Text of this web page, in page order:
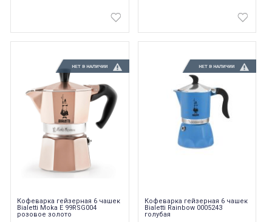
НЕТ В НАЛИЧИИ
Кофеварка гейзерная 6 чашек
Bialetti Moka E 99RSG004
розовое золото
НЕТ В НАЛИЧИИ
Кофеварка гейзерная 6 чашек
Bialetti Rainbow 0005243
голубая